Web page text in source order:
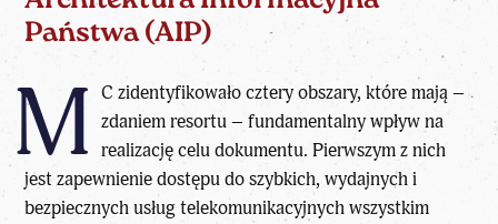
Państwa (AIP)
M C zidentyfikowało cztery obszary, które mają –
zdaniem resortu – fundamentalny wpływ na
realizację celu dokumentu. Pierwszym z nich
jest zapewnienie dostępu do szybkich, wydajnych i
bezpiecznych usług telekomunikacyjnych wszystkim